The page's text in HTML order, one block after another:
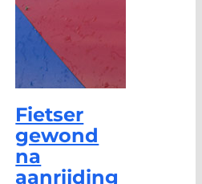
Fietser
gewond
na
aanrijding